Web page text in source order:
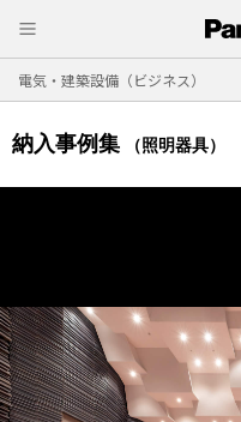
電気・建築設備（ビジネス）
納入事例集 （照明器具）